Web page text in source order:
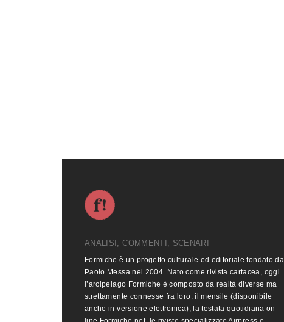
ANALISI, COMMENTI, SCENARI
Formiche è un progetto culturale ed editoriale fondato da
Paolo Messa nel 2004. Nato come rivista cartacea, oggi
l’arcipelago Formiche è composto da realtà diverse ma
strettamente connesse fra loro: il mensile (disponibile
anche in versione elettronica), la testata quotidiana on-